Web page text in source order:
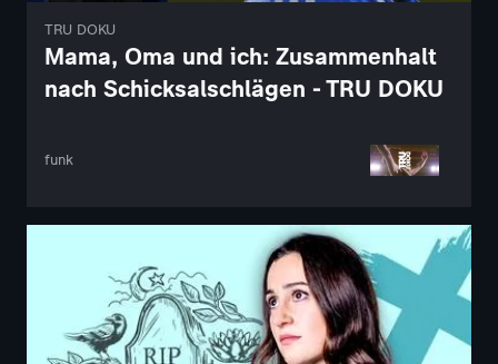
TRU DOKU
Mama, Oma und ich: Zusammenhalt
nach Schicksalschlägen - TRU DOKU
funk